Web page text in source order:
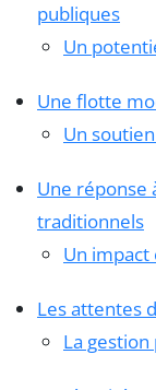
publiques
Un
Une flotte
Un
Une réponse
traditionnels
Un
Les attentes
La